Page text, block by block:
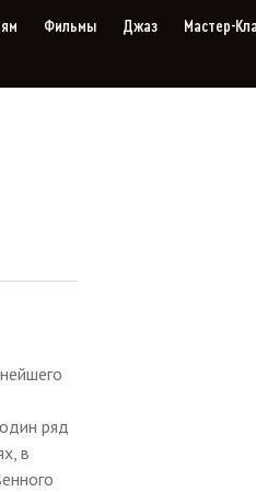
Фильмы Джаз Мастер-
ряд
в